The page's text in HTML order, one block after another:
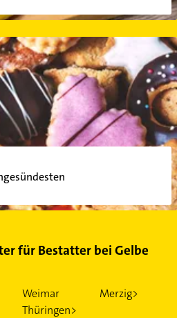
Weihnachtssüßigkeiten
für Bestatter bei Gelbe
Weimar
Thüringen>
Merzig>